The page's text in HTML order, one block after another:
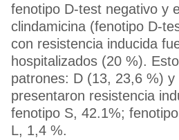
fenotipo D-test negativo y
clindamicina (fenotipo D-
con resistencia inducida
hospitalizados (20 %).
patrones: D (13, 23,6 %)
presentaron resistencia
fenotipo S, 42.1%;
L, 1,4 %.